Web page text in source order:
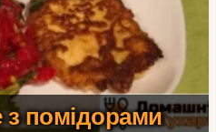
з помідорами